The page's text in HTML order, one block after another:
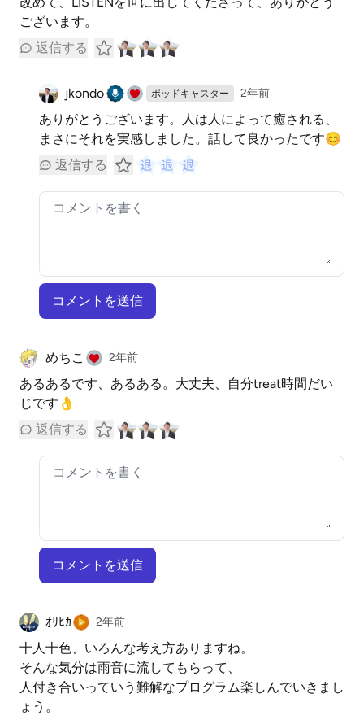
ございます。
返信する
jkondo ポッドキャスター 2年前
ありがとうございます。人は人によって癒される、
まさにそれを実感しました。話して良かったです😊
返信する
コメントを送信
めちこ 2年前
あるあるです、あるある。大丈夫、自分treat時間だい
じです👌
返信する
コメントを送信
ｵﾘﾋｶ 2年前
十人十色、いろんな考え方ありますね。
そんな気分は雨音に流してもらって、
人付き合いっていう難解なプログラム楽しんでいきまし
ょう。